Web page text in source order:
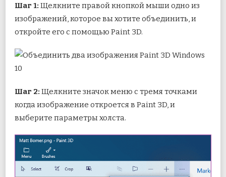
Шаг 1: Щелкните правой кнопкой мыши одно из
изображений, которое вы хотите объединить, и
откройте его с помощью Paint 3D.
Шаг 2: Щелкните значок меню с тремя точками
когда изображение откроется в Paint 3D, и
выберите параметры холста.